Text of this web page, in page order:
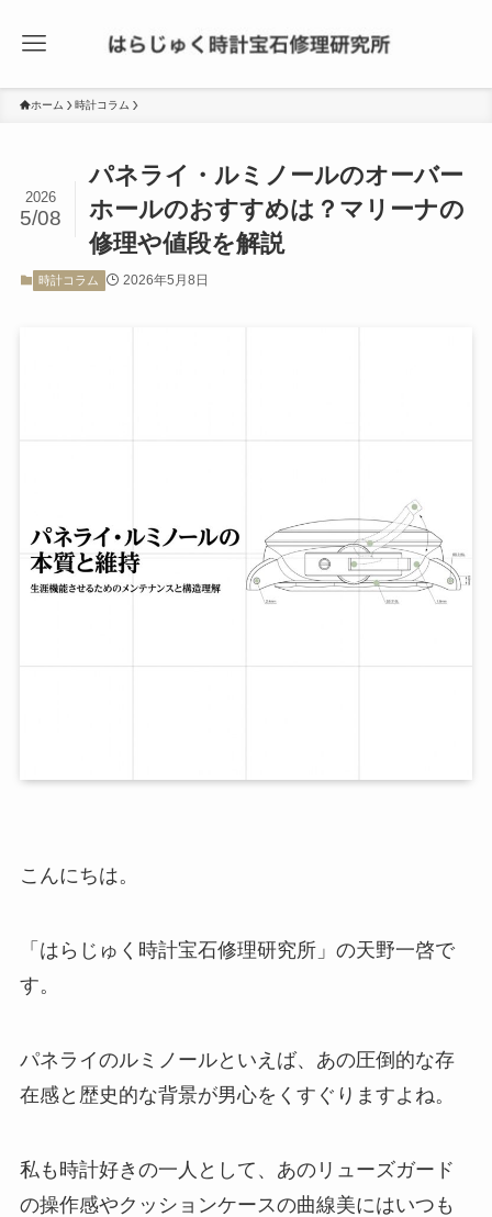
ホーム 時計コラム
パネライ・ルミノールのオーバー
ホールのおすすめは？マリーナの
修理や値段を解説
2026
5/08
時計コラム 2026年5月8日
こんにちは。
「はらじゅく時計宝石修理研究所」の天野一啓で
す。
パネライのルミノールといえば、あの圧倒的な存
在感と歴史的な背景が男心をくすぐりますよね。
私も時計好きの一人として、あのリューズガード
の操作感やクッションケースの曲線美にはいつも